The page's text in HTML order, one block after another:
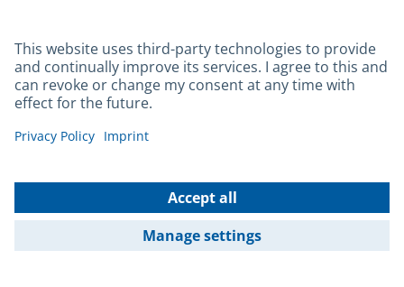
Gebärdensprache
Datenschutz
Kontakt
© 2026 Portal München Betriebs GmbH & Co. KG - Ein Service der
Landeshauptstadt München und der Stadtwerke München GmbH